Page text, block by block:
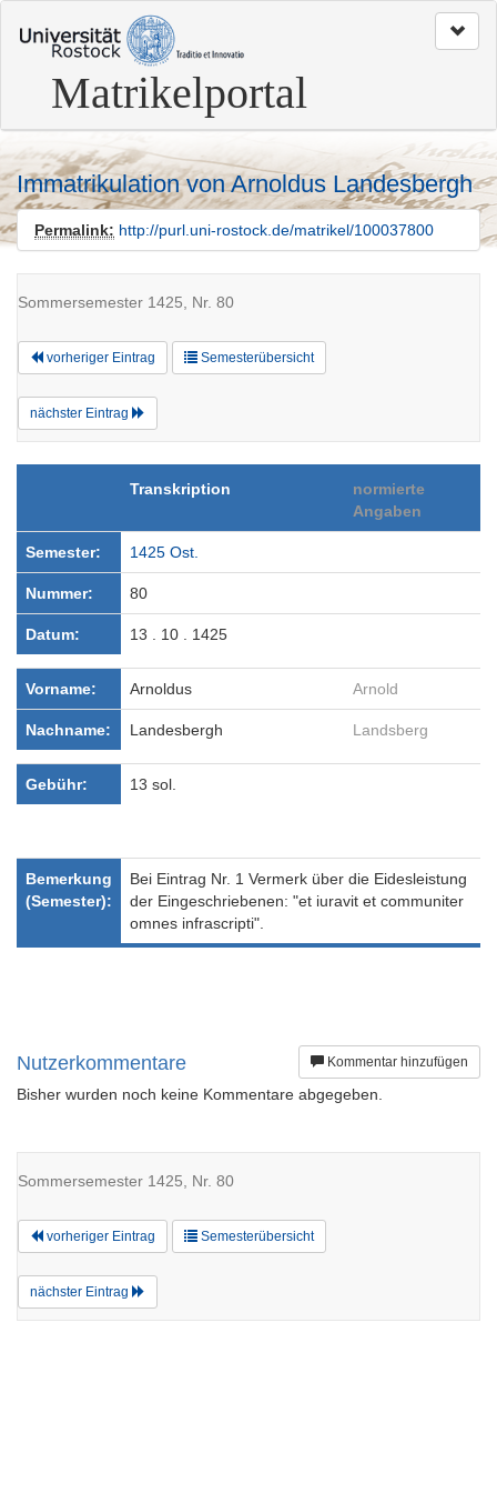
zum
Seitenanfang
Matrikelportal
Immatrikulation von Arnoldus Landesbergh
Permalink: http://purl.uni-rostock.de/matrikel/100037800
Sommersemester 1425, Nr. 80
vorheriger Eintrag Semesterübersicht
nächster Eintrag
Transkription
normierte
Angaben
Semester: 1425 Ost.
Nummer: 80
Datum: 13 . 10 . 1425
Vorname: Arnoldus Arnold
Nachname: Landesbergh Landsberg
Gebühr: 13 sol.
Bemerkung
(Semester):
Bei Eintrag Nr. 1 Vermerk über die Eidesleistung
der Eingeschriebenen: "et iuravit et communiter
omnes infrascripti".
Kommentar hinzufügen
Nutzerkommentare
Bisher wurden noch keine Kommentare abgegeben.
Sommersemester 1425, Nr. 80
vorheriger Eintrag Semesterübersicht
nächster Eintrag